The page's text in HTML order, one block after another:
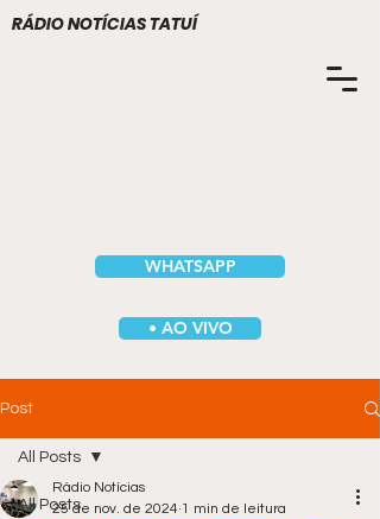
WHATSAPP
RÁDIO NOTÍCIAS TATUÍ
• AO VIVO
Post
All Posts
All Posts
Rádio Notícias
25 de nov. de 2024 1 min de leitura